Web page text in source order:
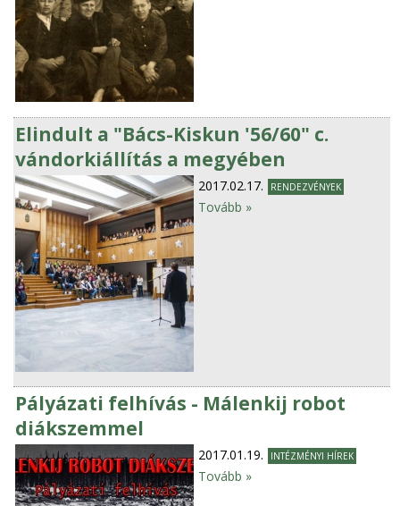
Elindult a "Bács-Kiskun '56/60" c.
vándorkiállítás a megyében
2017.02.17. RENDEZVÉNYEK
Tovább »
Pályázati felhívás - Málenkij robot
diákszemmel
2017.01.19. INTÉZMÉNYI HÍREK
Tovább »